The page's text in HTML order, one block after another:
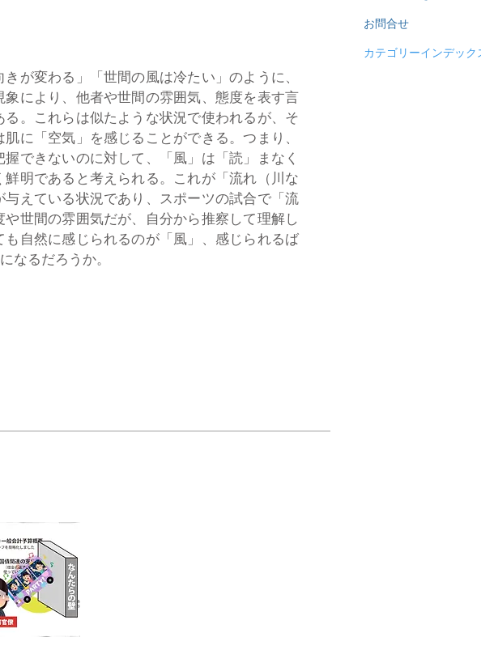
が変わる」「世間の風は冷たい」のように、
により、他者や世間の雰囲気、態度を表す言
。これらは似たような状況で使われるが、そ
に「空気」を感じることができる。つまり、
できないのに対して、「風」は「読」まなく
明であると考えられる。これが「流れ（川な
えている状況であり、スポーツの試合で「流
世間の雰囲気だが、自分から推察して理解し
自然に感じられるのが「風」、感じられるば
るだろうか。
お問合せ
カテゴリーインデック